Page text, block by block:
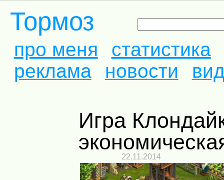
Тормоз
про меня
статистика
реклама
новости
Игра Клондайк – лучшая
22.11.2014